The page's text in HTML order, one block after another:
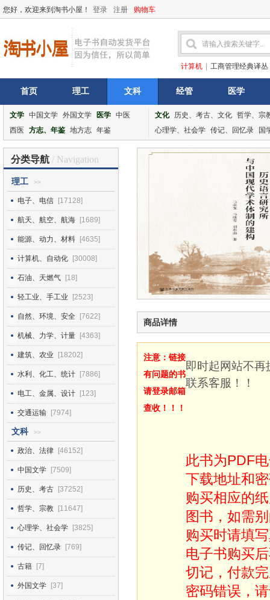
您好，欢迎来到淘书小屋！ 登录 注册 购物车
计算机 工商管理经典译丛
首页 理工 文科 经管 医学
文学 中国文学 外国文学 医学 中医
西医
方志、年鉴 地方志 年鉴
文化 历史、考古、文化 哲学、宗
心理学、社会学 传记、回忆录 国
分类导航 / Navigation
理工 >>
电子、电信 [17128]
航天、航空、航海 [1689]
能源、动力、材料 [4635]
计算机、自动化 [30008]
石油、天燃气 [18]
轻工业、手工业 [2523]
自然、环境、安全 [7622]
机械、力学、计量 [4363]
建筑、农业 [18202]
水利、化工、统计 [7886]
电工、金属、设计 [123]
交通运输 [7974]
文科 >>
政治、法律 [46152]
中国文学 [7509]
历史、考古 [37252]
哲学、宗教 [11647]
心理学、社会学 [3825]
传记、回忆录 [769]
古籍 [7]
外国文学 [37]
商品详情
注意：链接
有问题的书
请登录邮箱
查收！！！
即时起网站不
联系客服！！
此书为PDF
下载地址和
购买相应的
图书，如需
购买时请填
电子书购买
切记，付款
密码错误，